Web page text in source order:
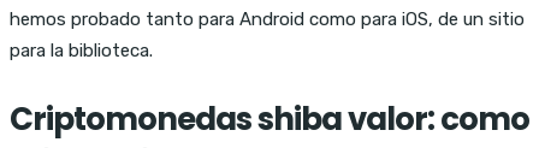
hemos probado tanto para Android como para iOS, de un sitio
para la biblioteca.
Criptomonedas shiba valor: como